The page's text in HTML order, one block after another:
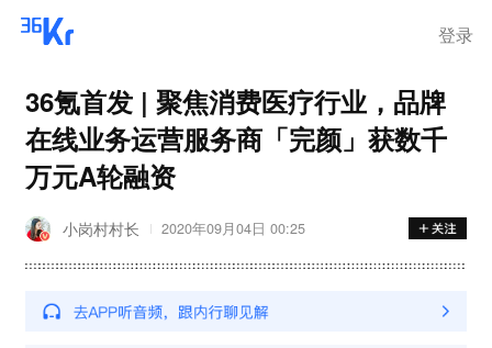
登录
36氪首发 | 聚焦消费医疗行业，品牌
在线业务运营服务商「完颜」获数千
万元A轮融资
小岗村村长 2020年09月04日 00:25